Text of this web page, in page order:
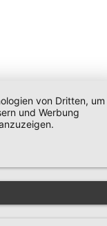
von Dritten, um
und Werbung